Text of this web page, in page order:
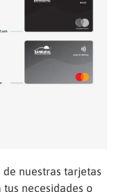
nuestras tarjetas
necesidades o